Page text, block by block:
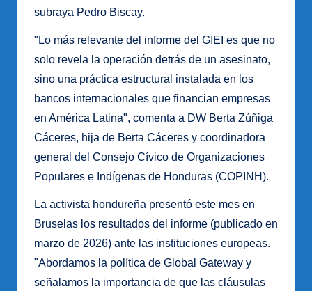
subraya Pedro Biscay.
"Lo más relevante del informe del GIEI es que no
solo revela la operación detrás de un asesinato,
sino una práctica estructural instalada en los
bancos internacionales que financian empresas
en América Latina", comenta a DW Berta Zúñiga
Cáceres, hija de Berta Cáceres y coordinadora
general del Consejo Cívico de Organizaciones
Populares e Indígenas de Honduras (COPINH).
La activista hondureña presentó este mes en
Bruselas los resultados del informe (publicado en
marzo de 2026) ante las instituciones europeas.
"Abordamos la política de Global Gateway y
señalamos la importancia de que las cláusulas